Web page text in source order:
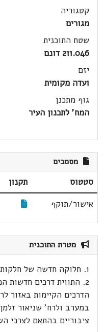
קטגוריה
מגורים
שטח התוכנית
211.046 דונם
יזם
ועדה מקומית
גוף מתכנן
המח' לתכנון העיר
מסמכים
סטטוס תקנון
אישור/תוקף
מטרת התוכנית
1. חלוקה חדשה של
2. התווית דרכים
הדרכים הקיימות באזור
ציבוריים בהתאם לצרכי